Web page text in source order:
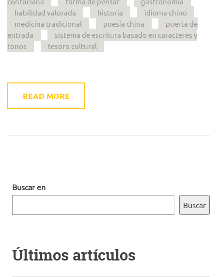
habilidad valorada
historia
idioma chino
medicina tradicional
poesía china
puerta de
entrada
sistema de escritura basado en caracteres y
tonos
tesoro cultural
READ MORE
Buscar en
Buscar
Últimos artículos